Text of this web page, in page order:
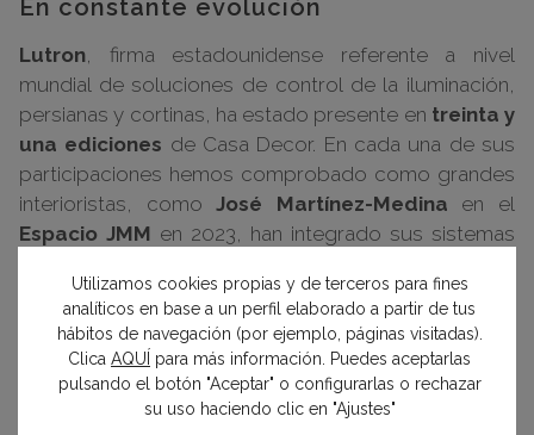
En constante evolución
Lutron , firma estadounidense referente a nivel
mundial de soluciones de control de la iluminación,
persianas y cortinas, ha estado presente en treinta y
una ediciones de Casa Decor. En cada una de sus
participaciones hemos comprobado como grandes
interioristas, comoJosé Martínez-Medina en el
Espacio JMM en 2023, han integrado sus sistemas
En la pasada edición,Gira en suEspacio Hirameki
diseñado por Adriana Nicolau, nos sumergió en un
sosegado ambiente zen gracias a su tecnología en
domótica. En Casa Decor 2024, las últimas
Utilizamos cookies propias y de terceros para fines
analíticos en base a un perfil elaborado a partir de tus
hábitos de navegación (por ejemplo, páginas visitadas).
Clica AQUÍ para más información. Puedes aceptarlas
pulsando el botón "Aceptar" o configurarlas o rechazar
su uso haciendo clic en "Ajustes"